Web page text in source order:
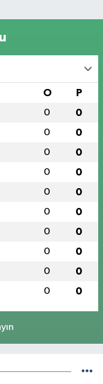
O P
0 0
0 0
0 0
0 0
0 0
0 0
0 0
0 0
0 0
0 0